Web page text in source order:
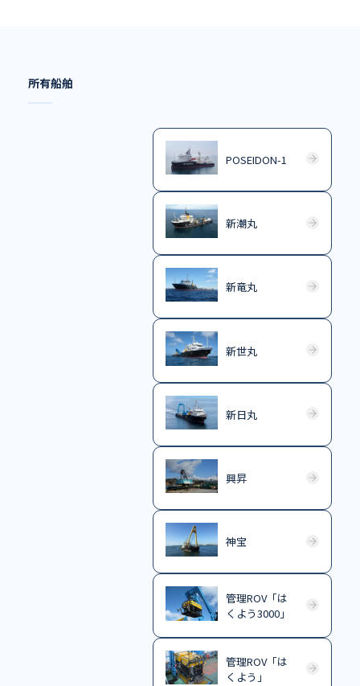
所有船舶
POSEIDON-1
新潮丸
新竜丸
新世丸
新日丸
興昇
神宝
管理ROV「は
くよう3000」
管理ROV「は
くよう」